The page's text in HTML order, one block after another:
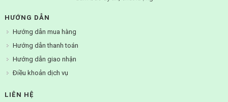
HƯỚNG DẪN
Hướng dẫn mua hàng
Hướng dẫn thanh toán
Hướng dẫn giao nhận
Điều khoản dịch vụ
LIÊN HỆ